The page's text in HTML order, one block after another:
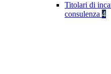
Titolari di
consulenza 4